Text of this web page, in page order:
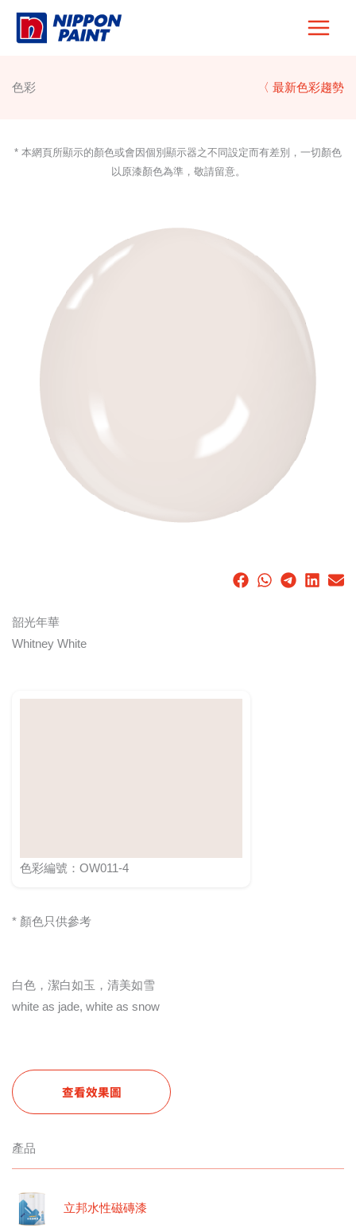
Skip
色彩 〈 最新色彩趨勢
* 本網頁所顯示的顏色或會因個別顯示器之不同設定而有差別，一切顏色
以原漆顏色為準，敬請留意。
韶光年華
Whitney White
色彩編號：OW011-4
* 顏色只供參考
白色，潔白如玉，清美如雪
white as jade, white as snow
查看效果圖
產品
立邦水性磁磚漆